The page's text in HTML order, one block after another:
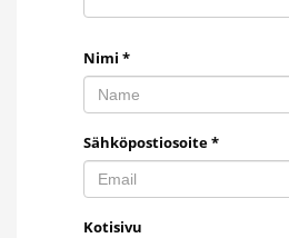
Nimi *
Sähköpostiosoite*
Kotisivu